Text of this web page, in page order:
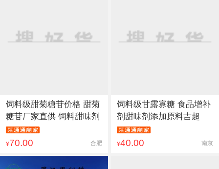
饲料级甜菊糖苷价格 甜菊
糖苷厂家直供 饲料甜味剂
¥70.00 合肥
饲料级甘露寡糖 食品增补
剂甜味剂添加原料吉超
¥40.00 南京